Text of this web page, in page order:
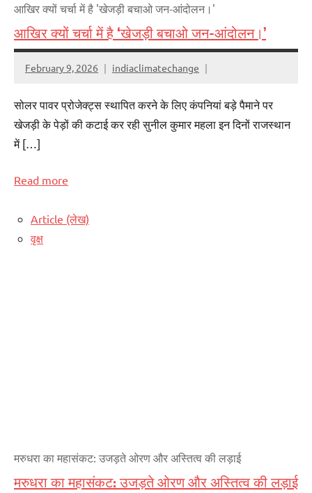
आखिर क्यों चर्चा में है 'खेजड़ी बचाओ जन-आंदोलन।'
आखिर क्यों चर्चा में है ‘खेजड़ी बचाओ जन-आंदोलन।’
February 9, 2026 indiaclimatechange
सोलर पावर प्रोजेक्ट्स स्थापित करने के लिए कंपनियां बड़े पैमाने पर
खेजड़ी के पेड़ों की कटाई कर रही सुनील कुमार महला इन दिनों राजस्थान
में […]
Read more
Article (लेख)
वृक्ष
मरुधरा का महासंकट: उजड़ते ओरण और अस्तित्व की लड़ाई
मरुधरा का महासंकट: उजड़ते ओरण और अस्तित्व की लड़ाई